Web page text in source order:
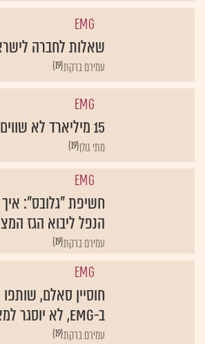
EMG
שאלות לחברה
{19}עמירם ברקת
EMG
15 מיליארד לא שווים חקירה?
{19}מתי גולן
EMG
חשיפת "גלובס":
הנפל ליבוא הגז
{19}עמירם ברקת
EMG
חוסיין סאלם,
ב-EMG, לא יוסגר למצרים
{19}עמירם ברקת